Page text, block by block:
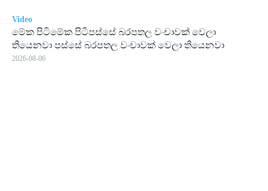
Video
මේක පිටිමේක පිටිපස්සේ බරපතල වංචාවක් වෙලා
තියෙනවා පස්සේ බරපතල වංචාවක් වෙලා තියෙනවා
2026-08-06